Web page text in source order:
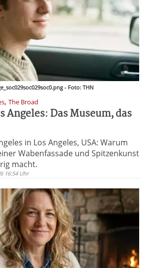
- Foto: THN
, The Broad
Angeles: Das Museum, das
in Los Angeles, USA: Warum
Wabenfassade und Spitzenkunst
macht.
16:54 Uhr